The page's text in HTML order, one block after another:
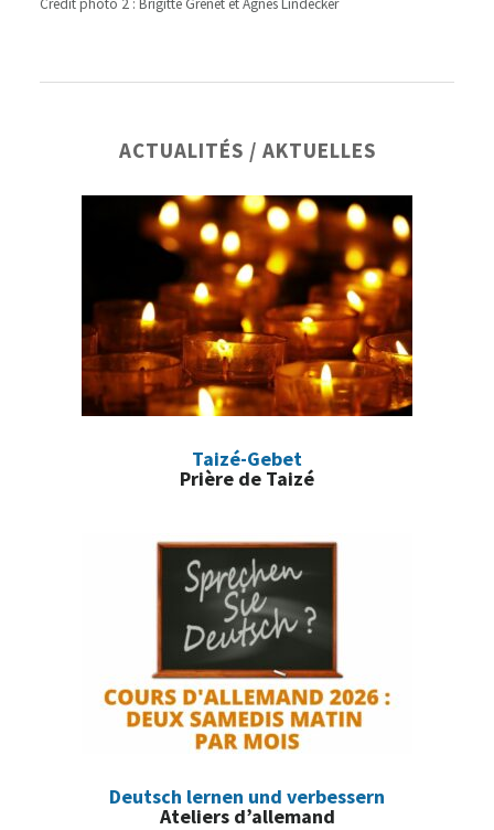
Crédit photo 2 : Brigitte Grenet et Agnes Lindecker
principale
ACTUALITÉS / AKTUELLES
Taizé-Gebet
Prière de Taizé
Deutsch lernen und verbessern
Ateliers d’allemand